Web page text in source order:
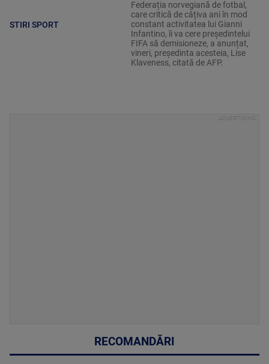
STIRI SPORT
Federația norvegiană de fotbal,
care critică de câțiva ani în mod
constant activitatea lui Gianni
Infantino, îi va cere președintelui
FIFA să demisioneze, a anunțat,
vineri, președinta acesteia, Lise
Klaveness, citată de AFP.
RECOMANDĂRI